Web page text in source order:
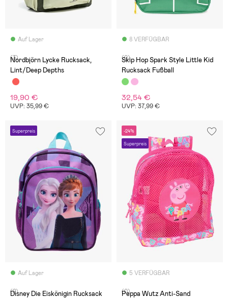
Auf Lager
(3)
Nordbjörn Lycke Rucksack,
Lint/Deep Depths
19,90 €
UVP: 35,99 €
8 VERFÜGBAR
(0)
Skip Hop Spark Style Little Kid
Rucksack Fußball
32,54 €
UVP: 37,99 €
Superpreis
Auf Lager
(2)
Disney Die Eiskönigin Rucksack
-24%
Superpreis
5 VERFÜGBAR
(0)
Peppa Wutz Anti-Sand